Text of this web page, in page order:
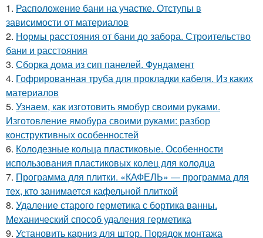
1. Расположение бани на участке. Отступы в
зависимости от материалов
2. Нормы расстояния от бани до забора. Строительство
бани и расстояния
3. Сборка дома из сип панелей. Фундамент
4. Гофрированная труба для прокладки кабеля. Из каких
материалов
5. Узнаем, как изготовить ямобур своими руками.
Изготовление ямобура своими руками: разбор
конструктивных особенностей
6. Колодезные кольца пластиковые. Особенности
использования пластиковых колец для колодца
7. Программа для плитки. «КАФЕЛЬ» — программа для
тех, кто занимается кафельной плиткой
8. Удаление старого герметика с бортика ванны.
Механический способ удаления герметика
9. Установить карниз для штор. Порядок монтажа